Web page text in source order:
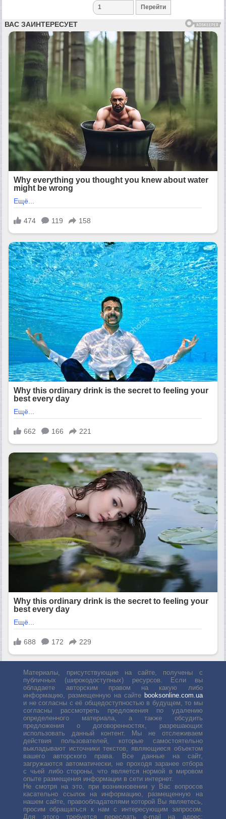
Материалы, присутствующие на сайте, получены с
публичных (широкодоступных) ресурсов. Если вы
обладаете авторским правом на какую либо
информацию, размещенную на сайте booksonline.com.ua
и не согласны с её общедоступностью в будущем, то мы
согласны рассмотреть предложения по удалению
определенного материала, а также обсудить
предложения о договоренностях, разрешающих
использовать данный контент. Мы не отслеживаем
действия пользователей, которые самостоятельно
выкладывают источники текстов, являющиеся объектом
вашего авторского права. Все данные на сайт,
загружаются автоматически, не проходя заранее отбора
с чьей либо стороны, что является нормой в мировом
опыте размещения информации в сети интернет.
Не смотря на это, при возникновении у Вас вопросов
касательно ссылок на информацию, размещенную на
нашем сайте, правообладателями которой Вы являетесь,
просим обращаться к нам с интересующим запросом.
Для этого требуется переслать е-mail на адрес: